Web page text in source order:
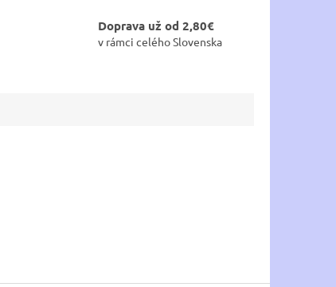
Doprava už od 2,80€
v rámci celého Slovenska